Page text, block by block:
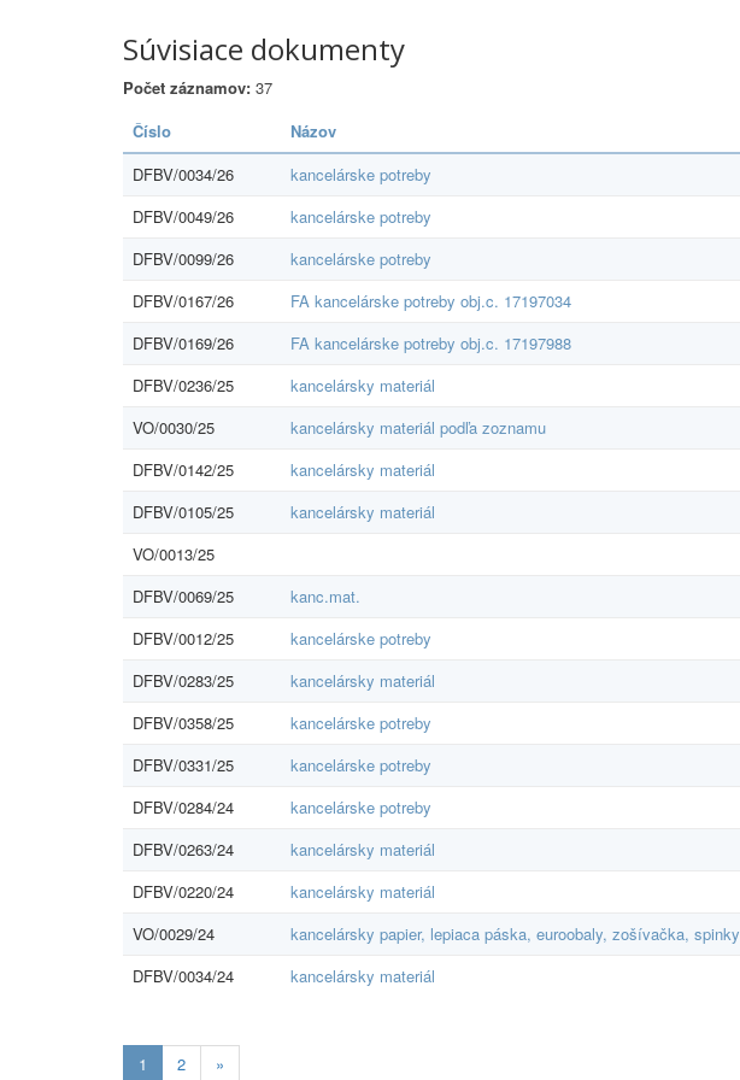
Súvisiace dokumenty
Počet záznamov: 37
Číslo
Názov
DFBV/0034/26
kancelárske potreby
DFBV/0049/26
kancelárske potreby
DFBV/0099/26
kancelárske potreby
DFBV/0167/26
FA kancelárske potreby obj.c. 17197034
DFBV/0169/26
FA kancelárske potreby obj.c. 17197988
DFBV/0236/25
kancelársky materiál
VO/0030/25
kancelársky materiál podľa zoznamu
DFBV/0142/25
kancelársky materiál
DFBV/0105/25
kancelársky materiál
VO/0013/25
DFBV/0069/25
kanc.mat.
DFBV/0012/25
kancelárske potreby
DFBV/0283/25
kancelársky materiál
DFBV/0358/25
kancelárske potreby
DFBV/0331/25
kancelárske potreby
DFBV/0284/24
kancelárske potreby
DFBV/0263/24
kancelársky materiál
DFBV/0220/24
kancelársky materiál
VO/0029/24
kancelársky papier, lepiaca páska, euroobaly, zošívačka, spinky
DFBV/0034/24
kancelársky materiál
1 Aktuálna
2 »